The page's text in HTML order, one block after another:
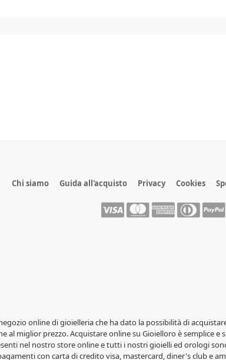
Chi siamo Guida all'acquisto Privacy Cookies
online di gioielleria che ha dato la possibilità di
al miglior prezzo. Acquistare online su Gioielloro è semplice
nel nostro store online e tutti i nostri gioielli ed orologi
con carta di credito visa, mastercard, diner's club e